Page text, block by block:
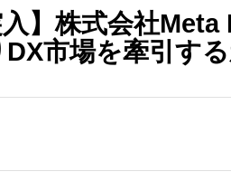
入】株式会社
市場を牽引す